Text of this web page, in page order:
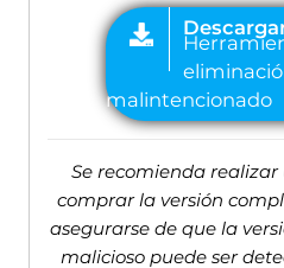
Se recomienda
comprar la versión
asegurarse de que la
malicioso puede ser